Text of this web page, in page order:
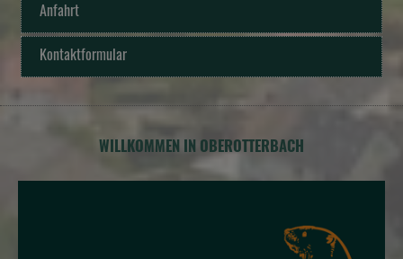
Anfahrt
Kontaktformular
WILLKOMMEN IN OBEROTTERBACH